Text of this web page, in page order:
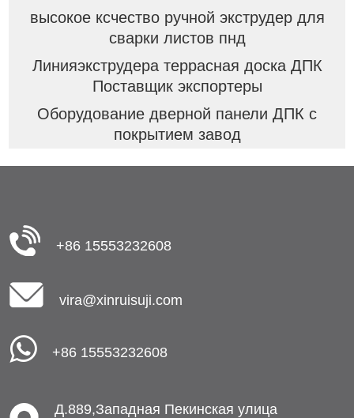
высокое ксчество ручной экструдер для
сварки листов пнд
Линияэкструдера террасная доска ДПК
Поставщик экспортеры
Оборудование дверной панели ДПК с
покрытием завод
+86 15553232608
vira@xinruisuji.com
+86 15553232608
Д.889,Западная Пекинская улица